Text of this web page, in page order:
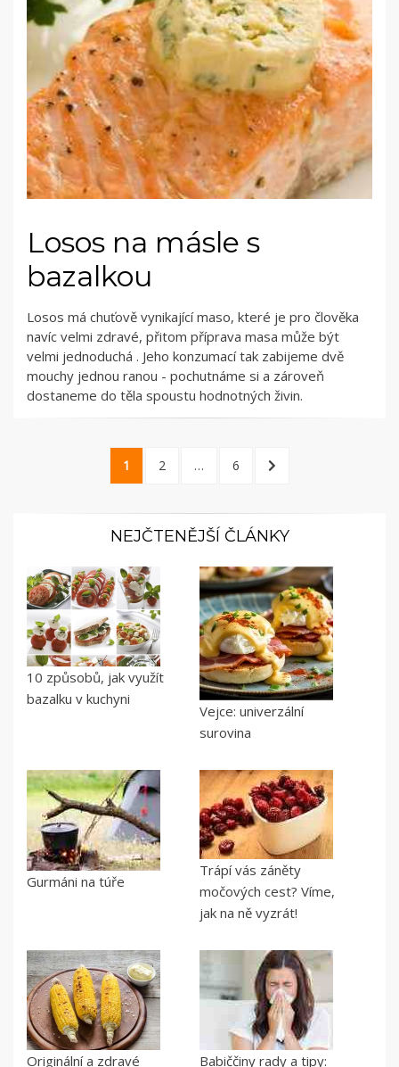
Losos na másle s
bazalkou
Losos má chuťově vynikající maso, které je pro člověka
navíc velmi zdravé, přitom příprava masa může být
velmi jednoduchá . Jeho konzumací tak zabijeme dvě
mouchy jednou ranou - pochutnáme si a zároveň
dostaneme do těla spoustu hodnotných živin.
1 2 … 6
NEJČTENĚJŠÍ ČLÁNKY
10 způsobů, jak využít
bazalku v kuchyni
Vejce: univerzální
surovina
Gurmáni na túře
Trápí vás záněty
močových cest? Víme,
jak na ně vyzrát!
Originální a zdravé
Babiččiny rady a tipy: